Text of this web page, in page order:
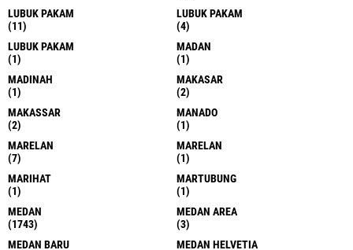
LUBUK PAKAM
(11)
LUBUK PAKAM
(4)
LUBUK PAKAM
(1)
MADAN
(1)
MADINAH
(1)
MAKASAR
(2)
MAKASSAR
(2)
MANADO
(1)
MARELAN
(7)
MARELAN
(1)
MARIHAT
(1)
MARTUBUNG
(1)
MEDAN
(1743)
MEDAN AREA
(3)
MEDAN BARU
MEDAN HELVETIA